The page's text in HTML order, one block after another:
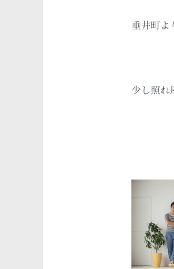
垂井町よ
少し照れ